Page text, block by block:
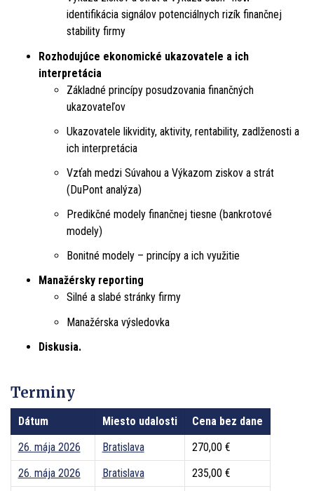
identifikácia signálov potenciálnych rizík finančnej
stability firmy
Rozhodujúce ekonomické ukazovatele a ich
interpretácia
Základné princípy posudzovania finančných
ukazovateľov
Ukazovatele likvidity, aktivity, rentability, zadlženosti a
ich interpretácia
Vzťah medzi Súvahou a Výkazom ziskov a strát
(DuPont analýza)
Predikčné modely finančnej tiesne (bankrotové
modely)
Bonitné modely – princípy a ich využitie
Manažérsky reporting
Silné a slabé stránky firmy
Manažérska výsledovka
Diskusia.
Terminy
Dátum Miesto udalosti
Cena bez dane
26. mája 2026
Bratislava
270,00 €
26. mája 2026
Bratislava
235,00 €